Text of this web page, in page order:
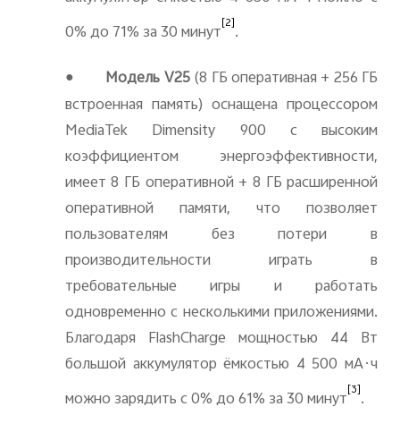
0% до 71% за 30 минут[2].
●
Модель V25(8 ГБ оперативная + 256 ГБ
встроенная память) оснащена процессором
MediaTek Dimensity 900 с высоким
коэффициентом энергоэффективности,
имеет 8 ГБ оперативной + 8 ГБ расширенной
оперативной памяти, что позволяет
пользователям без потери в
производительности играть в
требовательные игры и работать
одновременно с несколькими приложениями.
Благодаря FlashCharge мощностью 44 Вт
большой аккумулятор ёмкостью 4 500 мА·ч
можно зарядить с 0% до 61% за 30 минут[3].